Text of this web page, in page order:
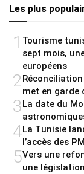
Les plus
1 Tourisme
sept mois,
européens
2
met en garde
3 La date du
4La Tunisie
l’accès des
5Vers une
une